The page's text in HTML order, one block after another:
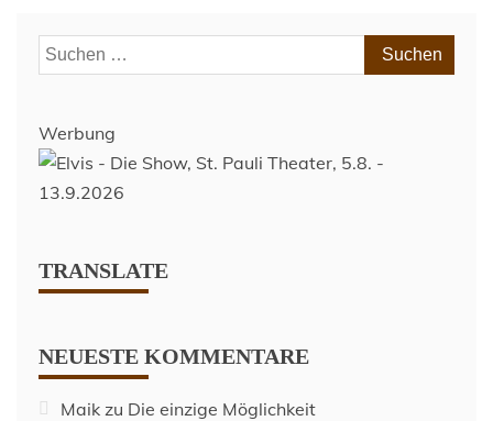
Oktober
Suchen
nach:
Werbung
TRANSLATE
NEUESTE KOMMENTARE
Maik zu Die einzige Möglichkeit